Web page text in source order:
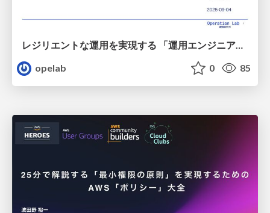
レジリエントな運用を実現する 「運用エンジニアリング」/20250904-itmedia-operation-resilience
opelab
0 85